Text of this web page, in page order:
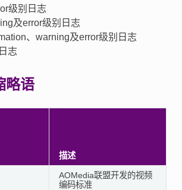
级别日志
及error级别日志
、warning及error级别日志
志
略语
描述
AOMedia联盟开发的视频
编码标准